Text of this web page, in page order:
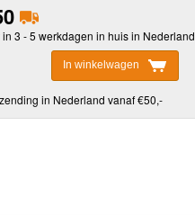
3 - 5 werkdagen in huis in Nederland
In winkelwagen
in Nederland vanaf €50,-